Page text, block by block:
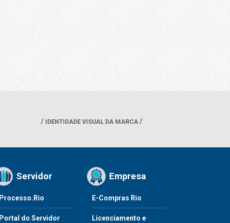
IDENTIDADE VISUAL DA MARCA
Servidor
Processo.Rio
Portal do Servidor
Empresa
E-Compras Rio
Licenciamento e